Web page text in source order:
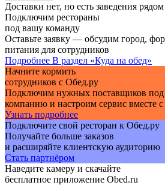
Доставки нет, но есть заведения рядом
Подключим рестораны
под вашу команду
Оставьте заявку — обсудим город,
питания для сотрудников
Подробнее В раздел «Куда на обед»
Начните кормить
сотрудников с Обед.ру
Подключим нужных поставщиков
компанию и настроим сервис вместе
Узнать подробнее
Подключите свой ресторан к Обед.ру
Получайте больше заказов
и расширяйте клиентскую аудиторию
Стать партнёром
Наведите камеру и скачайте
бесплатное приложение Obed.ru